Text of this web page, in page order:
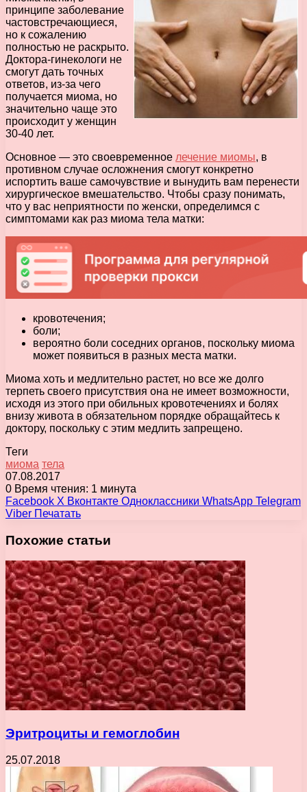
принципе заболевание
частовстречающиеся,
но к сожалению
полностью не раскрыто.
Доктора-гинекологи не
смогут дать точных
ответов, из-за чего
получается миома, но
значительно чаще это
происходит у женщин
30-40 лет.
Основное — это своевременное лечение миомы, в
противном случае осложнения смогут конкретно
испортить ваше самочувствие и вынудить вам перенести
хирургическое вмешательство. Чтобы сразу понимать,
что у вас неприятности по женски, определимся с
симптомами как раз миома тела матки:
кровотечения;
боли;
вероятно боли соседних органов, поскольку миома
может появиться в разных места матки.
Миома хоть и медлительно растет, но все же долго
терпеть своего присутствия она не имеет возможности,
исходя из этого при обильных кровотечениях и болях
внизу живота в обязательном порядке обращайтесь к
доктору, поскольку с этим медлить запрещено.
Теги
миома тела
07.08.2017
0 Время чтения: 1 минута
Facebook X Вконтакте Одноклассники WhatsApp Telegram
Viber Печатать
Похожие статьи
Эритроциты и гемоглобин
25.07.2018